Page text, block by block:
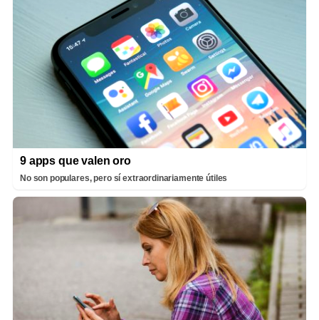
9 apps que valen oro
No son populares, pero sí extraordinariamente útiles